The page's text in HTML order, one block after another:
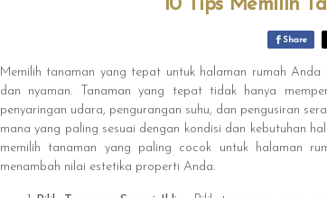
10 Tips Memilih
Share
Memilih tanaman yang tepat untuk halaman rumah
dan nyaman. Tanaman yang tepat tidak hanya
penyaringan udara, pengurangan suhu, dan pengusiran
mana yang paling sesuai dengan kondisi dan kebutuhan
memilih tanaman yang paling cocok untuk halaman
menambah nilai estetika properti Anda.